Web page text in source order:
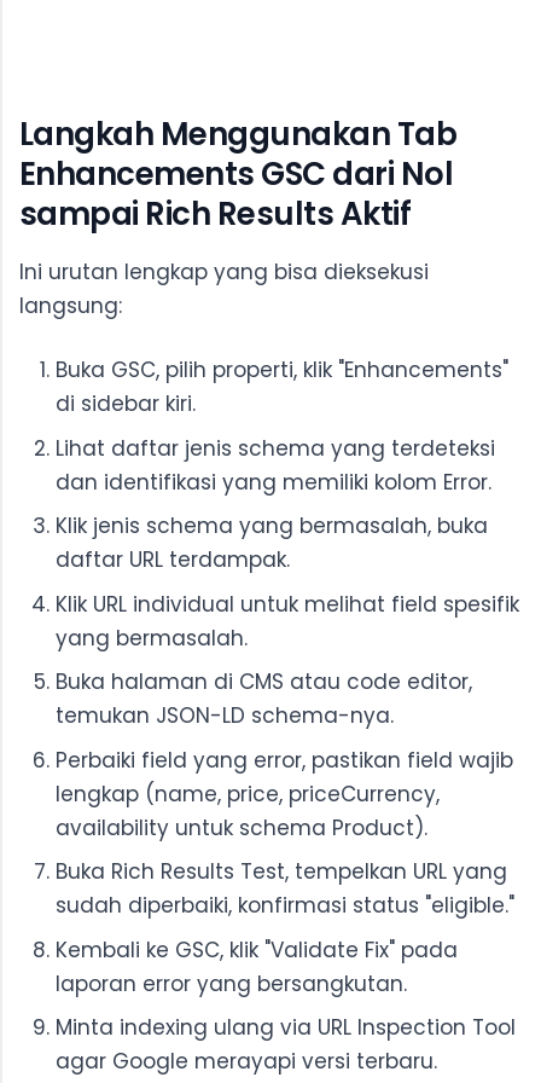
Langkah Menggunakan Tab
Enhancements GSC dari Nol
sampai Rich Results Aktif
Ini urutan lengkap yang bisa dieksekusi
langsung:
Buka GSC, pilih properti, klik "Enhancements"
di sidebar kiri.
Lihat daftar jenis schema yang terdeteksi
dan identifikasi yang memiliki kolom Error.
Klik jenis schema yang bermasalah, buka
daftar URL terdampak.
Klik URL individual untuk melihat field spesifik
yang bermasalah.
Buka halaman di CMS atau code editor,
temukan JSON-LD schema-nya.
Perbaiki field yang error, pastikan field wajib
lengkap (name, price, priceCurrency,
availability untuk schema Product).
Buka Rich Results Test, tempelkan URL yang
sudah diperbaiki, konfirmasi status "eligible."
Kembali ke GSC, klik "Validate Fix" pada
laporan error yang bersangkutan.
Minta indexing ulang via URL Inspection Tool
agar Google merayapi versi terbaru.